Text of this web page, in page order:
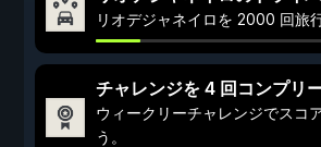
リオデジャネイロを 2000 回旅
チャレンジを 4 回コンプリ
ウィークリーチャレンジでスコ
う。